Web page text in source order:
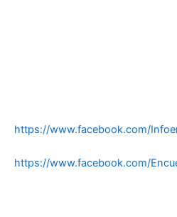
https://www.facebook.com/
https://www.facebook.com/